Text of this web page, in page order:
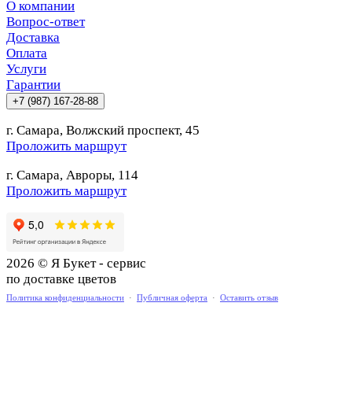
О компании
Вопрос-ответ
Доставка
Оплата
Услуги
Гарантии
+7 (987) 167-28-88
г. Самара, Волжский проспект, 45
Проложить маршрут
г. Самара, Авроры, 114
Проложить маршрут
2026 © Я Букет - сервис
по доставке цветов
Политика конфиденциальности · Публичная оферта · Оставить отзыв